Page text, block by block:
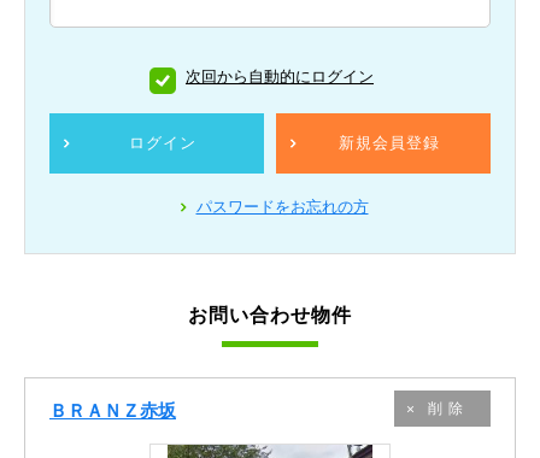
次回から自動的にログイン
ログイン 新規会員登録
パスワードをお忘れの方
お問い合わせ物件
ＢＲＡＮＺ赤坂 削除